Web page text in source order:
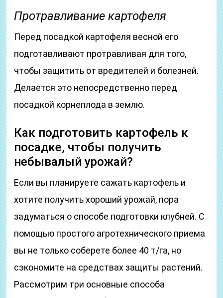
Протравливание картофеля
Перед посадкой картофеля весной его
подготавливают протравливая для того,
чтобы защитить от вредителей и болезней.
Делается это непосредственно перед
посадкой корнеплода в землю.
Как подготовить картофель к
посадке, чтобы получить
небывалый урожай?
Если вы планируете сажать картофель и
хотите получить хороший урожай, пора
задуматься о способе подготовки клубней. С
помощью простого агротехнического приема
вы не только соберете более 40 т/га, но
сэкономите на средствах защиты растений.
Рассмотрим три основные способа